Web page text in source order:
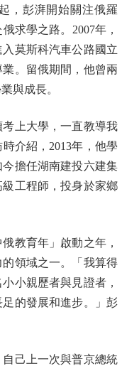
，彭湃開始關注俄羅
求學之路。2007年，
莫斯科汽車公路國立
。留俄期間，他曾兩
與成長。
上大學，一直教導我
介紹，2013年，他學
擔任湖南建投六建集
工程師，投身於家鄉
教育年」啟動之年，
領域之一。「我算得
小親歷者與見證者，
的發展和進步。」彭
己上一次與普京總統